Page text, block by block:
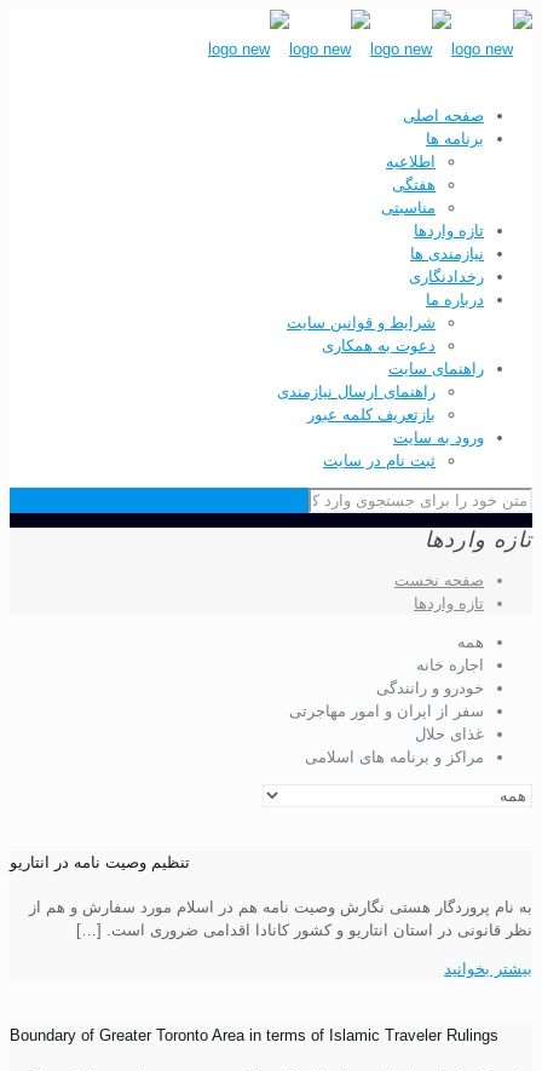
صفحه اصلی
برنامه ها
اطلاعیه
هفتگی
مناسبتی
تازه واردها
نیازمندی ها
رخدادنگاری
درباره ما
شرایط و قوانین سایت
دعوت به همکاری
راهنمای سایت
راهنمای ارسال نیازمندی
بازتعریف کلمه عبور
ورود به سایت
ثبت نام در سایت
تازه واردها
صفحه نخست
تازه واردها
همه
اجاره خانه
خودرو و رانندگی
سفر از ایران و امور مهاجرتی
غذای حلال
مراکز و برنامه های اسلامی
تنظیم وصیت نامه در انتاریو
به نام پروردگار هستی نگارش وصیت نامه هم در اسلام مورد سفارش و هم از
نظر قانونی در استان انتاریو و کشور کانادا اقدامی ضروری است.
[…]
بیشتر بخوانید
Boundary of Greater Toronto Area in terms of Islamic Traveler Rulings